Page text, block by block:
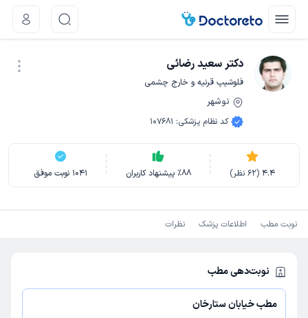
دکتر سعید رضائی
فلوشیپ قرنیه و خارج چشمی
نوشهر
کد نظام پزشکی:
107681
4.4
(
62 نظر) ٪88 پیشنهاد کاربران 1041 نوبت موفق
نوبت مطب اطلاعات پزشک نظرات
نوبت‌دهی مطب
مطب خیابان ستارخان